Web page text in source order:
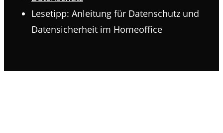
Lesetipp: Anleitung für Datenschutz und
Datensicherheit im Homeoffice